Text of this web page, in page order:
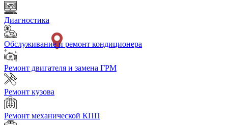
Диагностика
Обслуживание и ремонт кондиционера
Ремонт двигателя и замена ГРМ
Ремонт кузова
Ремонт механической КПП